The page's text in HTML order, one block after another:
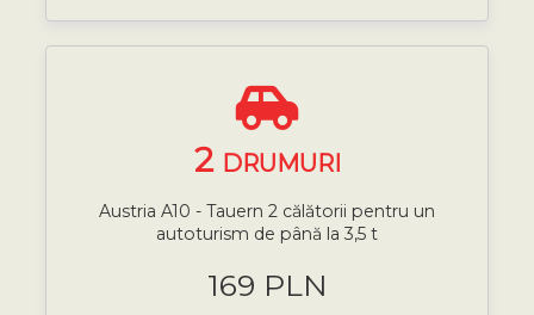
2 DRUMURI
Austria A10 - Tauern 2 călătorii pentru un
autoturism de până la 3,5 t
169 PLN